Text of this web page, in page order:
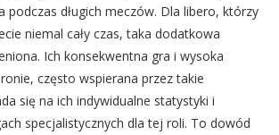
podczas długich meczów. Dla libero, którzy
niemal cały czas, taka dodatkowa
Ich konsekwentna gra i wysoka
często wspierana przez takie
się na ich indywidualne statystyki i
specjalistycznych dla tej roli. To dowód